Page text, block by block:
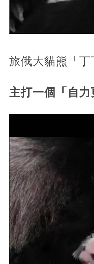
旅俄大貓熊「丁
主打一個「自力